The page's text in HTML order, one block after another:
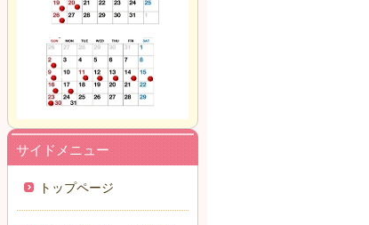
サイドメニュー
トップページ